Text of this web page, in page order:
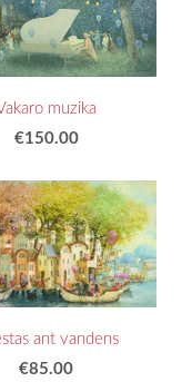
muzika
€150.00
ant vandens
€85.00